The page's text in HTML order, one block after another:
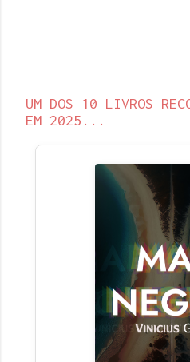
UM DOS 10 LIVROS
EM 2025...